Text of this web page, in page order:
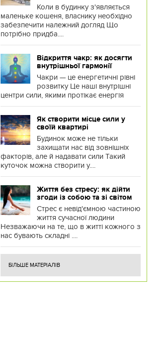
Коли в будинку з'являється
маленьке кошеня, власнику необхідно
забезпечити належний догляд Що
потрібно придба....
Відкриття чакр: як досягти
внутрішньої гармонії
Чакри — це енергетичні рівні
розвитку Це наші внутрішні
центри сили, якими протікає енергія
Як створити місце сили у
своїй квартирі
Будинок може не тільки
захищати нас від зовнішніх
факторів, але й надавати сили Такий
куточок можна створити у....
Життя без стресу: як дійти
згоди із собою та зі світом
Стрес є невід'ємною частиною
життя сучасної людини
Незважаючи на те, що в житті кожного з
нас бувають складні ....
БІЛЬШЕ МАТЕРІАЛІВ